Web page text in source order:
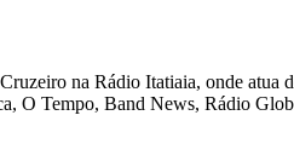
na Rádio Itatiaia, onde
O Tempo, Band News, Rádio